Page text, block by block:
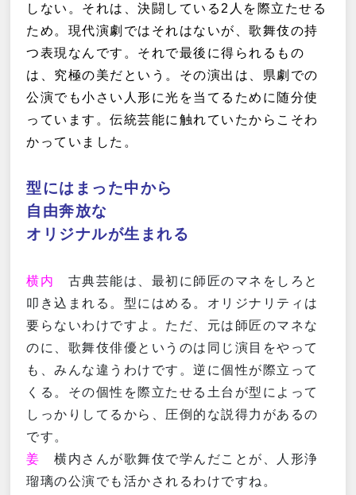
しない。それは、決闘している2人を際立たせる
ため。現代演劇ではそれはないが、歌舞伎の持
つ表現なんです。それで最後に得られるもの
は、究極の美だという。その演出は、県劇での
公演でも小さい人形に光を当てるために随分使
っています。伝統芸能に触れていたからこそわ
かっていました。
型にはまった中から
自由奔放な
オリジナルが生まれる
横内
古典芸能は、最初に師匠のマネをしろと
叩き込まれる。型にはめる。オリジナリティは
要らないわけですよ。ただ、元は師匠のマネな
のに、歌舞伎俳優というのは同じ演目をやって
も、みんな違うわけです。逆に個性が際立って
くる。その個性を際立たせる土台が型によって
しっかりしてるから、圧倒的な説得力があるの
です。
姜
横内さんが歌舞伎で学んだことが、人形浄
瑠璃の公演でも活かされるわけですね。